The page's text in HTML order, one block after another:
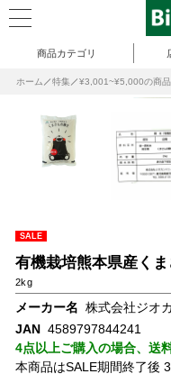
商品カテゴリ
ホーム 特集 ¥3,001~¥5,000の商品
SALE
有機栽培熊本県産く
2kg
メーカー名 株式会社ジオ
JAN 4589797844241
4点以上ご購入の場合、送
本商品はSALE期間終了後